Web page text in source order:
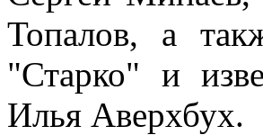
Топалов, а
"Старко" и
Илья Аверхбух.